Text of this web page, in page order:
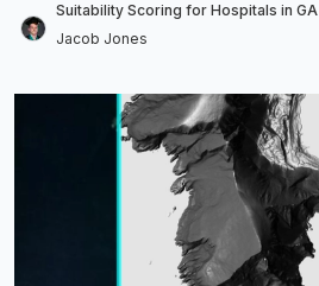
Suitability Scoring for Hospitals in GA
Jacob Jones